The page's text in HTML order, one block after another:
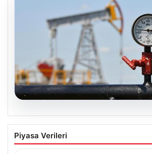
Petrol fiyatları 25 Mayıs:
düştü mü, ne kadar oldu?
Piyasa Verileri